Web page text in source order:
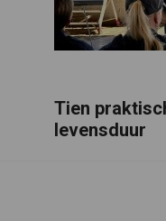
Tien
levensduur